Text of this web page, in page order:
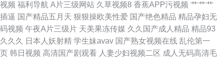
91 日本韩国亚洲欧美性爱 男人天堂TV 影音先锋玖玖天堂 超碰99国产 欧美
性爱一区 九九热这里只有精品6 国产婷婷视频7页 午夜福利a毛片 91在线产
视频 福利导航 A片三级网站 久草视频8 香蕉APP污视频 艹艹艹
插逼 国产精品五月天 狠狠操欧美性爱 国产绝色精品 精品孕妇无
码视频 午夜A片三级片 天美果冻传媒 久久国产成人精品 精品93
久久久
日本人妖射精 学生妹avav 国产熟女视频在线 乱伦第一
页 韩日视频 高清国产剧观看 人妻少妇视频二区 成人无码高清毛